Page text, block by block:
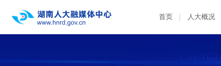
首页 人大概况